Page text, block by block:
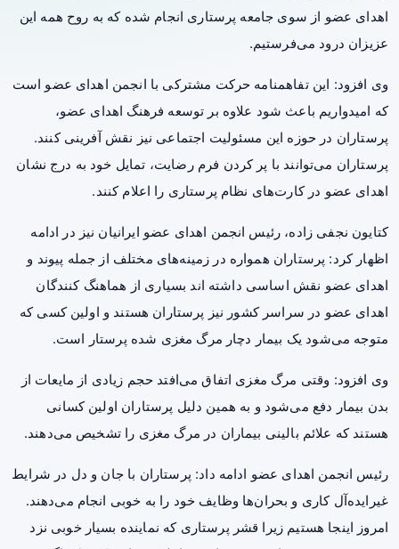
اهدای عضو از سوی جامعه پرستاری انجام شده که به روح همه این
عزیزان درود می‌فرستیم.
وی افزود: این تفاهمنامه حرکت مشترکی با انجمن اهدای عضو است
که امیدواریم باعث شود علاوه بر توسعه فرهنگ اهدای عضو،
پرستاران در حوزه این مسئولیت اجتماعی نیز نقش آفرینی کنند.
پرستاران می‌توانند با پر کردن فرم رضایت، تمایل خود به درج نشان
اهدای عضو در کارت‌های نظام پرستاری را اعلام کنند.
کتایون نجفی زاده، رئیس انجمن اهدای عضو ایرانیان نیز در ادامه
اظهار کرد: پرستاران همواره در زمینه‌های مختلف از جمله پیوند و
اهدای عضو نقش اساسی داشته اند بسیاری از هماهنگ کنندگان
اهدای عضو در سراسر کشور نیز پرستاران هستند و اولین کسی که
متوجه می‌شود یک بیمار دچار مرگ مغزی شده پرستار است.
وی افزود: وقتی مرگ مغزی اتفاق می‌افتد حجم زیادی از مایعات از
بدن بیمار دفع می‌شود و به همین دلیل پرستاران اولین کسانی
هستند که علائم بالینی بیماران در مرگ مغزی را تشخیص می‌دهند.
رئیس انجمن اهدای عضو ادامه داد: پرستاران با جان و دل در شرایط
غیرایده‌آل کاری و بحران‌ها وظایف خود را به خوبی انجام می‌دهند.
امروز اینجا هستیم زیرا قشر پرستاری که نماینده بسیار خوبی نزد